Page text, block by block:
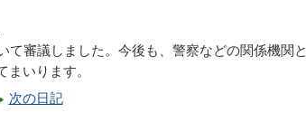
審議しました。今後も、警察などの関係機関と
いります。
次の日記